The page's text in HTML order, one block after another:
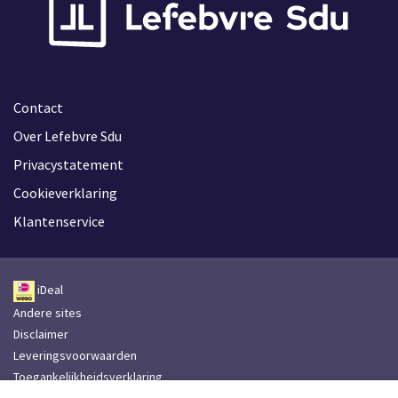
Contact
Over Lefebvre Sdu
Privacystatement
Cookieverklaring
Klantenservice
iDeal
Andere sites
Disclaimer
Leveringsvoorwaarden
Toegankelijkheidsverklaring